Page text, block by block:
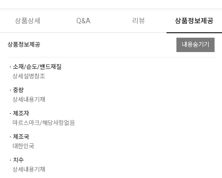
상품상세 Q&A 리뷰 상품정보제공
상품정보제공 내용숨기기
ㆍ소재/순도/밴드재질
상세설명참조
ㆍ중량
상세내용기재
ㆍ제조자
마르스마크/해당사항없음
ㆍ제조국
대한민국
ㆍ치수
상세내용기재